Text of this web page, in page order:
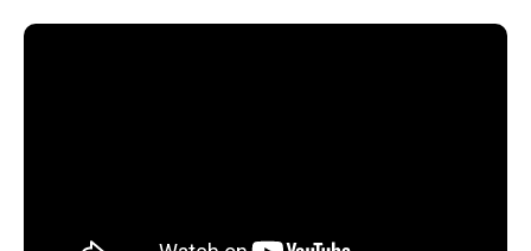
Voor uw veiligheid zijn er nauwelijks trappen en zijn